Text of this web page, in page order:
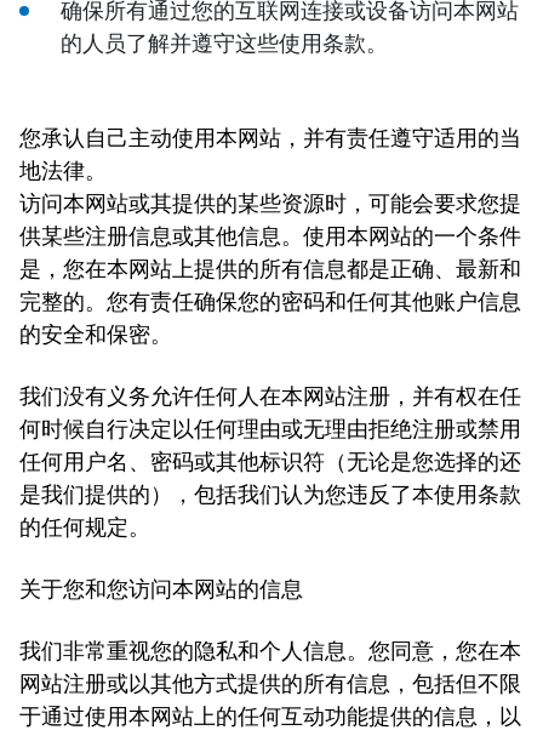
确保所有通过您的互联网连接或设备访问本网站
的人员了解并遵守这些使用条款。
您承认自己主动使用本网站，并有责任遵守适用的当
地法律。
访问本网站或其提供的某些资源时，可能会要求您提
供某些注册信息或其他信息。使用本网站的一个条件
是，您在本网站上提供的所有信息都是正确、最新和
完整的。您有责任确保您的密码和任何其他账户信息
的安全和保密。
我们没有义务允许任何人在本网站注册，并有权在任
何时候自行决定以任何理由或无理由拒绝注册或禁用
任何用户名、密码或其他标识符（无论是您选择的还
是我们提供的），包括我们认为您违反了本使用条款
的任何规定。
关于您和您访问本网站的信息
我们非常重视您的隐私和个人信息。您同意，您在本
网站注册或以其他方式提供的所有信息，包括但不限
于通过使用本网站上的任何互动功能提供的信息，以